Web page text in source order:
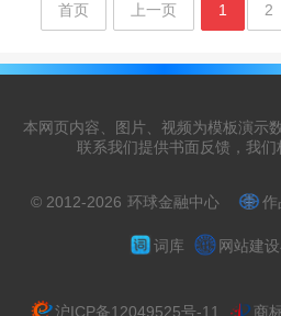
首页 上一页 1 2
本网页内容、图片、视频为模板演示
联系我们提供书面反馈，我们
© 2012-2026 环球金融中心 作
词库 网站建
沪ICP备12049525号-11 商